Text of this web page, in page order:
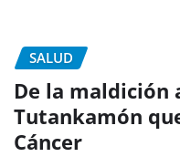
SALUD
De la maldición
Tutankamón
Cáncer